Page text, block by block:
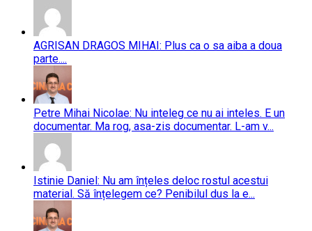
AGRISAN DRAGOS MIHAI: Plus ca o sa aiba a doua
parte....
Petre Mihai Nicolae: Nu inteleg ce nu ai inteles. E un
documentar. Ma rog, asa-zis documentar. L-am v...
Istinie Daniel: Nu am înțeles deloc rostul acestui
material. Să înțelegem ce? Penibilul dus la e...